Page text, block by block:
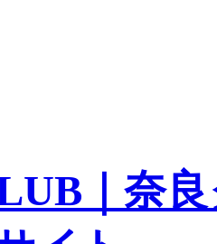
ム
ムスタッフ
ル
「volundeer」